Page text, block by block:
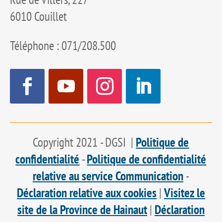
6010 Couillet
Téléphone : 071/208.500
Copyright 2021 - DGSI | Politique de
confidentialité -Politique de confidentialité
relative au service Communication-
Déclaration relative aux cookies|Visitez le
site de la Province de Hainaut| Déclaration